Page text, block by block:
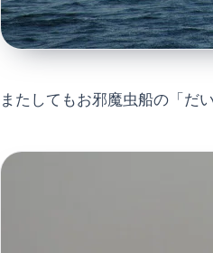
またしてもお邪魔虫船の「だ